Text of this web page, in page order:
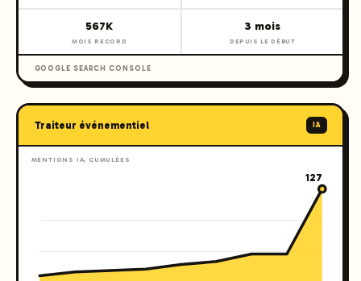
567K
MOIS RECORD
3 mois
DEPUIS LE DÉBUT
GOOGLE SEARCH CONSOLE
Traiteur événementiel IA
MENTIONS IA, CUMULÉES
127